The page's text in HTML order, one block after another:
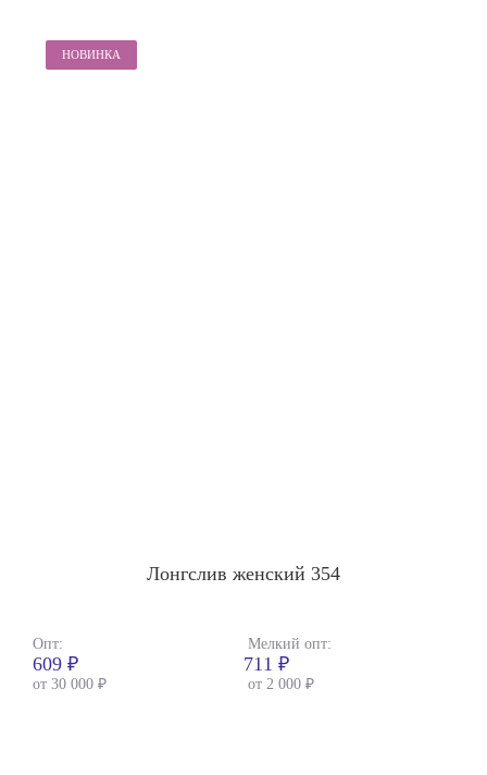
НОВИНКА
Лонгслив женский 354
Опт: Мелкий опт:
609 ₽ 711 ₽
от 30 000 ₽ от 2 000 ₽